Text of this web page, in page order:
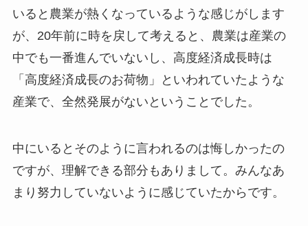
いると農業が熱くなっているような感じがします
が、20年前に時を戻して考えると、農業は産業の
中でも一番進んでいないし、高度経済成長時は
「高度経済成長のお荷物」といわれていたような
産業で、全然発展がないということでした。
中にいるとそのように言われるのは悔しかったの
ですが、理解できる部分もありまして。みんなあ
まり努力していないように感じていたからです。